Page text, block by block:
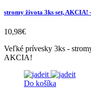
stromy života 3ks set, AKCIA! -
10,98€
Veľké prívesky 3ks -
AKCIA!
Do košíka